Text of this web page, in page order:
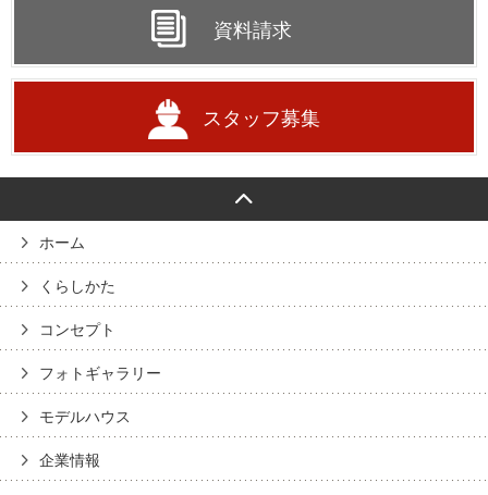
資料請求
スタッフ募集
ホーム
くらしかた
コンセプト
フォトギャラリー
モデルハウス
企業情報